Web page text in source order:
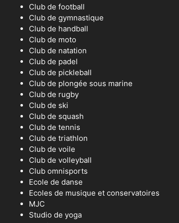
Club de football
Club de gymnastique
Club de handball
Club de moto
Club de natation
Club de padel
Club de pickleball
Club de plongée sous marine
Club de rugby
Club de ski
Club de squash
Club de tennis
Club de triathlon
Club de voile
Club de volleyball
Club omnisports
Ecole de danse
Ecoles de musique et conservatoires
MJC
Studio de yoga